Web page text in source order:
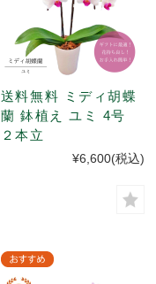
送料無料 ミディ胡蝶
蘭 鉢植え ユミ 4号
２本立
¥6,600(税込)